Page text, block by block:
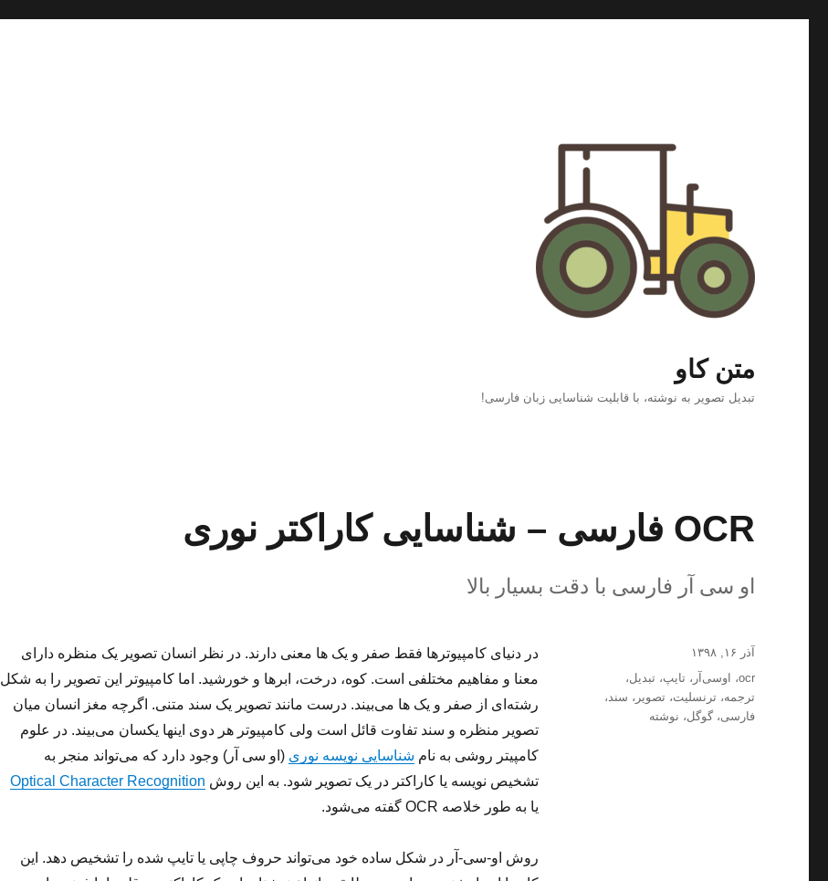
متن کاو
تبدیل تصویر به نوشته، با قابلیت شناسایی زبان فارسی!
OCR فارسی – شناسایی کاراکتر نوری
او سی آر فارسی با دقت بسیار بالا
در دنیای کامپیوترها فقط صفر و یک ها معنی دارند. در نظر انسان تصویر یک منظره دارای
معنا و مفاهیم مختلفی است. کوه، درخت، ابرها و خورشید. اما کامپیوتر این تصویر را به شکل
رشته‌ای از صفر و یک ها می‌بیند. درست مانند تصویر یک سند متنی. اگرچه مغز انسان میان
تصویر منظره و سند تفاوت قائل است ولی کامپیوتر هر دوی اینها یکسان می‌بیند. در علوم
کامپیتر روشی به نام شناسایی نویسه نوری (او سی آر) وجود دارد که می‌تواند منجر به
تشخیص نویسه یا کاراکتر در یک تصویر شود. به این روش Optical Character Recognition
یا به طور خلاصه OCR گفته می‌شود.
روش او-سی-آر در شکل ساده خود می‌تواند حروف چاپی یا تایپ شده را تشخیص دهد. این
ارسال
آذر ۱۶, ۱۳۹۸
برچسب‌ها
ocr، اوسی‌آر ،تایپ،تبدیل،
ترجمه،ترنسلیت،تصویر ، سند،
فارسی،گوگل، نوشته